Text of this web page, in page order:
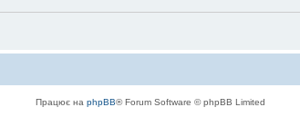
Працює на phpBB® Forum Software © phpBB Limited